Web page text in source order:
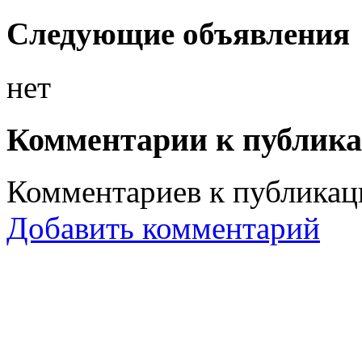
Следующие объявления
нет
Комментарии к
Комментариев к
Добавить комментарий